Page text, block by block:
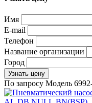
Имя
E-mail
Телефон
Название организации
Город
Узнать цену
По запросу Модель